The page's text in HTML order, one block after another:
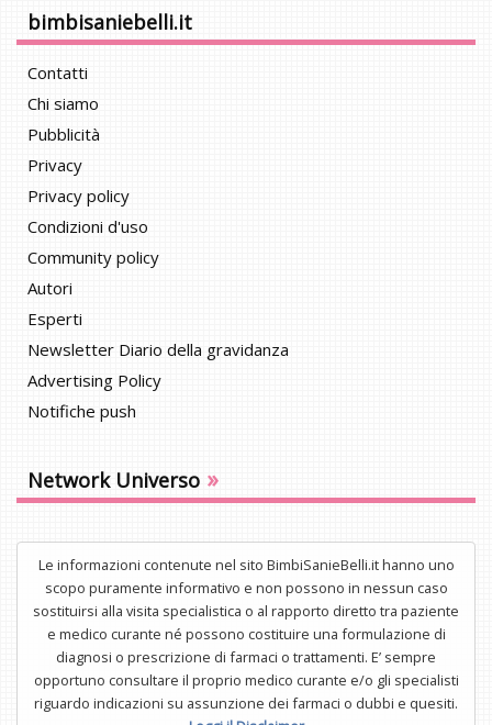
bimbisaniebelli.it
Contatti
Chi siamo
Pubblicità
Privacy
Privacy policy
Condizioni d'uso
Community policy
Autori
Esperti
Newsletter Diario della gravidanza
Advertising Policy
Notifiche push
Network Universo »
Le informazioni contenute nel sito BimbiSanieBelli.it hanno uno
scopo puramente informativo e non possono in nessun caso
sostituirsi alla visita specialistica o al rapporto diretto tra paziente
e medico curante né possono costituire una formulazione di
diagnosi o prescrizione di farmaci o trattamenti. E’ sempre
opportuno consultare il proprio medico curante e/o gli specialisti
riguardo indicazioni su assunzione dei farmaci o dubbi e quesiti.